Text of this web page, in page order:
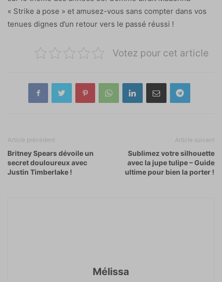
« Strike a pose » et amusez-vous sans compter dans vos
tenues dignes d’un retour vers le passé réussi !
Votez pour cet article
Article précédent
Britney Spears dévoile un
secret douloureux avec
Justin Timberlake !
Article suivant
Sublimez votre silhouette
avec la jupe tulipe – Guide
ultime pour bien la porter !
Mélissa